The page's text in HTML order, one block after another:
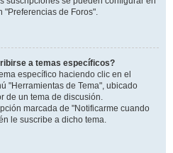
"Preferencias de Foros".
a temas específicos?
específico haciendo clic en el
"Herramientas de Tema", ubicado
de un tema de discusión.
marcada de "Notificarme cuando
le suscribe a dicho tema.